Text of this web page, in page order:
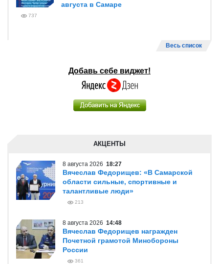
августа в Самаре
737
Весь список
Добавь себе виджет!
АКЦЕНТЫ
8 августа 2026 18:27
Вячеслав Федорищев: «В Самарской
области сильные, спортивные и
талантливые люди»
213
8 августа 2026 14:48
Вячеслав Федорищев награжден
Почетной грамотой Минобороны
России
361